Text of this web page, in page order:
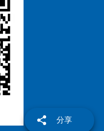
分享